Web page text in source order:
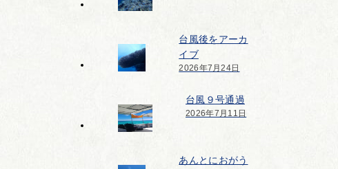
台風後をアーカ
イブ
2026年7月24日
台風９号通過
2026年7月11日
あんとにおがう